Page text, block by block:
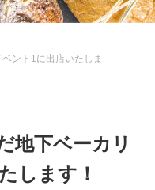
ント1に出店いたしま
地下ベーカリ
します！